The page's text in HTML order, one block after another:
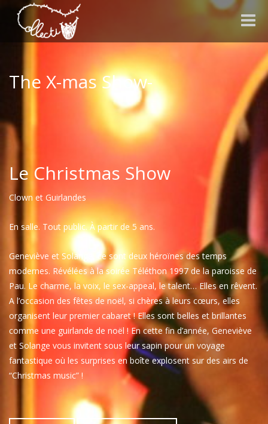
Toggle
The X-mas Show-
Le Christmas Show
Clown et Guirlandes
En salle. Tout public. À partir de 5 ans.
Geneviève et Solange, ce sont deux héroïnes des temps
modernes. Révélées à la soirée Téléthon 1997 de la paroisse de
Pau. Le charme, la voix, le sex-appeal, le talent… Elles en rêvent.
A l’occasion des fêtes de noël, si chères à leurs cœurs, elles
organisent leur premier cabaret ! Elles sont belles et brillantes
comme une guirlande de noël ! En cette fin d’année, Geneviève
et Solange vous invitent sous leur sapin pour un voyage
fantastique où les surprises en boîte explosent sur des airs de
“Christmas music” !